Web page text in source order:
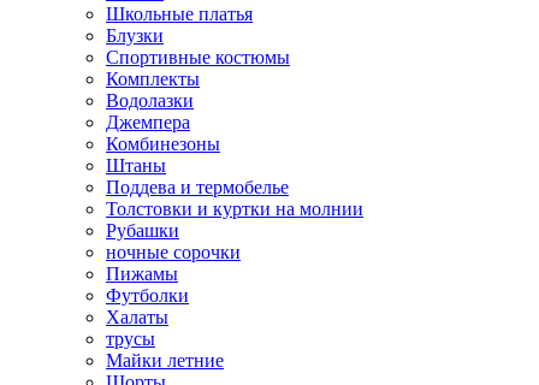
Школьные платья
Блузки
Спортивные костюмы
Комплекты
Водолазки
Джемпера
Комбинезоны
Штаны
Поддева и термобелье
Толстовки и куртки на молнии
Рубашки
ночные сорочки
Пижамы
Футболки
Халаты
трусы
Майки летние